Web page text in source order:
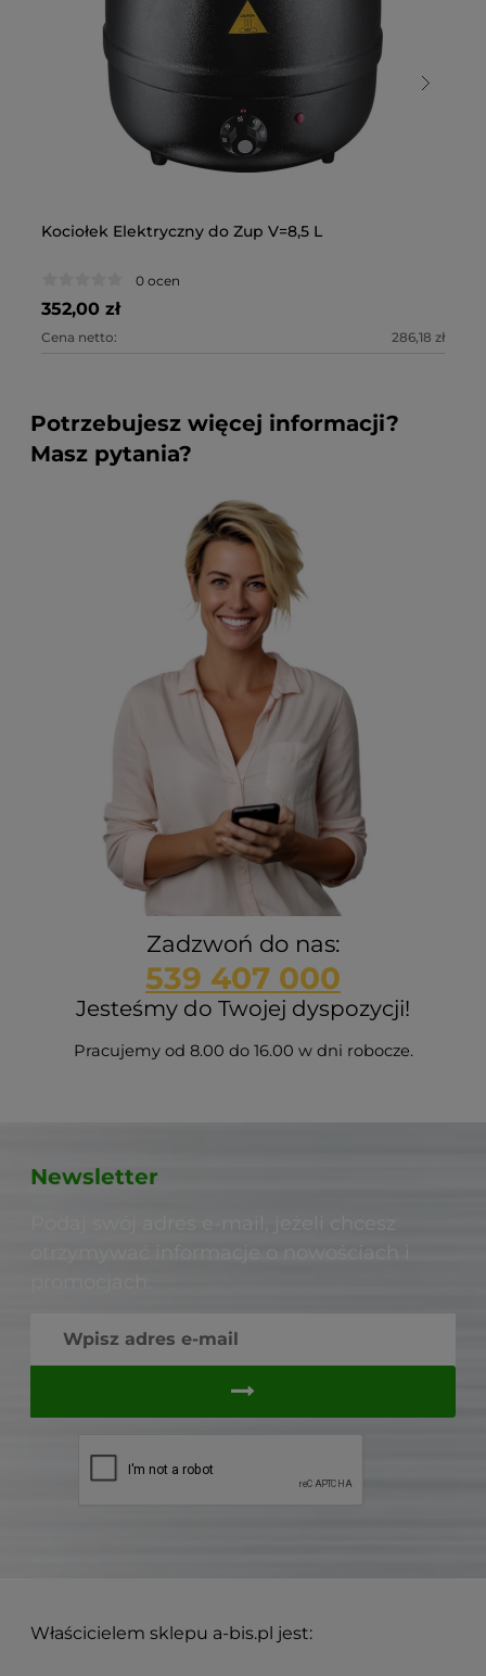
Kociołek Elektryczny do Zup V=8,5 L
0 ocen
352,00 zł
Cena netto: 286,18 zł
Potrzebujesz więcej informacji?
Masz pytania?
Zadzwoń do nas:
539 407 000
Jesteśmy do Twojej dyspozycji!
Pracujemy od 8.00 do 16.00 w dni robocze.
Newsletter
Właścicielem sklepu a-bis.pl jest: